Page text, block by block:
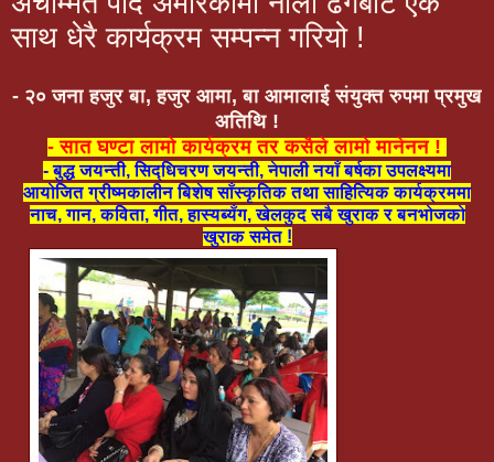
साथ धेरै कार्यक्रम सम्पन्न गरियो !
- २० जना हजुर बा, हजुर आमा, बा आमालाई संयुक्त रुपमा प्रमुख
अतिथि !
- सात घण्टा लामो कार्यक्रम तर कसैले लामो मानेनन !
- बुद्ध जयन्ती, सिद्धिचरण जयन्ती, नेपाली नयाँ बर्षका उपलक्ष्यमा
आयोजित ग्रीष्मकालीन बिशेष साँस्कृतिक तथा साहित्यिक कार्यक्रममा
नाच, गान, कविता, गीत, हास्यब्यँग, खेलकुद सबै खुराक र बनभोजको
खुराक समेत !